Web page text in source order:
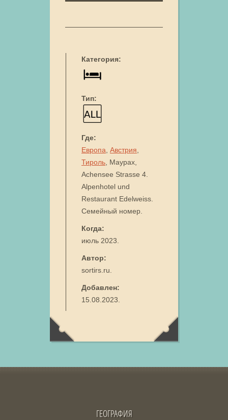
Категория:
Тип:
Где:
Европа Австрия
Тироль , Маурах,
Achensee Strasse 4.
Alpenhotel und
Restaurant Edelweiss.
Семейный номер.
Когда:
июль 2023.
Автор:
sortirs.ru.
Добавлен:
15.08.2023.
ГЕОГРАФИЯ